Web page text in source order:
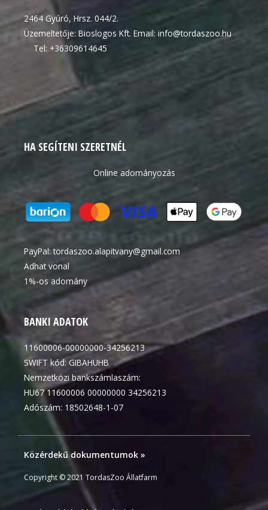
2464 Gyúró, Hrsz. 044/2.
Üzemeltetője: Bioslogos Kft. Email: info@tordaszoo.hu
Tel: +36309614645
HA SEGÍTENI SZERETNÉL
Online adományozás
PayPal:tordaszoo.alapitvany@gmail.com
Adhat vonal
1%-os adomány
BANKI ADATOK
11600006-00000000-34256213
SWIFT kód: GIBAHUHB
Nemzetközi bankszámlaszám:
HU67 11600006 00000000 34256213
Adószám: 18502648-1-07
Közérdekű dokumentumok »
Copyright © 2021 TordasZoo Állatfarm